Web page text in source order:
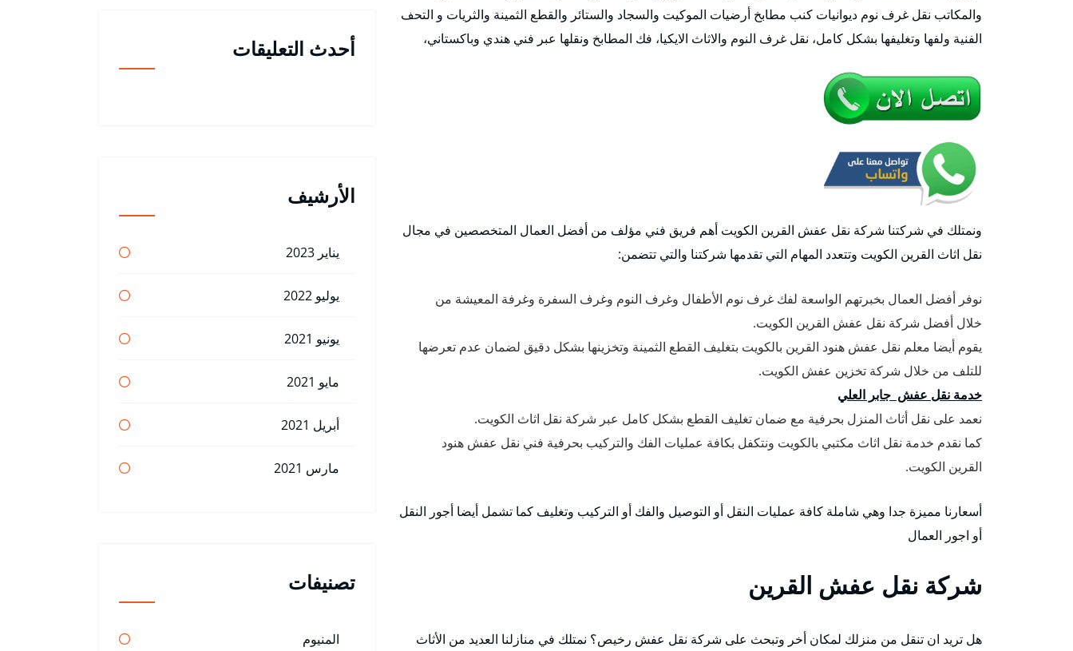
والمكاتب نقل غرف نوم ديوانيات كنب مطابخ أرضيات الموكيت والسجاد والستائر والقطع الثمينة والثريات و التحف
الفنية ولفها وتغليفها بشكل كامل، نقل غرف النوم والاثاث الايكيا، فك المطابخ ونقلها عبر فني هندي وباكستاني،
ونمتلك في شركتنا شركة نقل عفش القرين الكويت أهم فريق فني مؤلف من أفضل العمال المتخصصين في مجال
نقل اثاث القرين الكويت وتتعدد المهام التي تقدمها شركتنا والتي تتضمن:
نوفر أفضل العمال بخبرتهم الواسعة لفك غرف نوم الأطفال وغرف النوم وغرف السفرة وغرفة المعيشة من
خلال أفضل شركة نقل عفش القرين الكويت.
يقوم أيضا معلم نقل عفش هنود القرين بالكويت بتغليف القطع الثمينة وتخزينها بشكل دقيق لضمان عدم تعرضها
للتلف من خلال شركة تخزين عفش الكويت.
خدمة نقل عفش جابر العلي
نعمد على نقل أثاث المنزل بحرفية مع ضمان تغليف القطع بشكل كامل عبر شركة نقل اثاث الكويت.
كما نقدم خدمة نقل اثاث مكتبي بالكويت ونتكفل بكافة عمليات الفك والتركيب بحرفية فني نقل عفش هنود
القرين الكويت.
أسعارنا مميزة جدا وهي شاملة كافة عمليات النقل أو التوصيل والفك أو التركيب وتغليف كما تشمل أيضا أجور النقل
أو اجور العمال
شركة نقل عفش القرين
هل تريد ان تنقل من منزلك لمكان أخر وتبحث على شركة نقل عفش رخيص؟ نمتلك في منازلنا العديد من الأثاث
أحدث التعليقات
الأرشيف
يناير 2023
يوليو 2022
يونيو 2021
مايو 2021
أبريل 2021
مارس 2021
تصنيفات
المنيوم